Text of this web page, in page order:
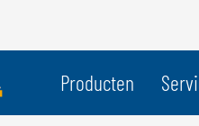
Producten